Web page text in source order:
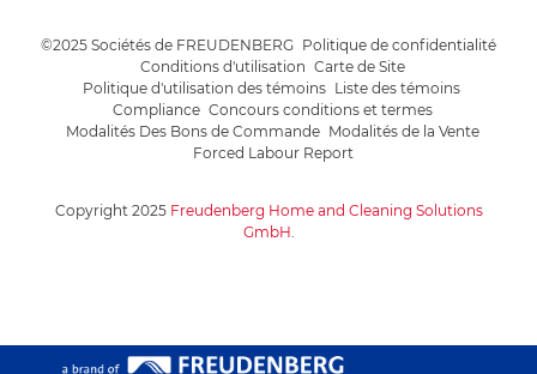
Copyright 2025 Freudenberg Home and Cleaning Solutions
GmbH
©2025 Sociétés de FREUDENBERG Politique de confidentialité
Conditions d'utilisation Carte de Site
Politique d'utilisation des témoins Liste des témoins
Compliance Concours conditions et termes
Modalités Des Bons de Commande Modalités de la Vente
Forced Labour Report